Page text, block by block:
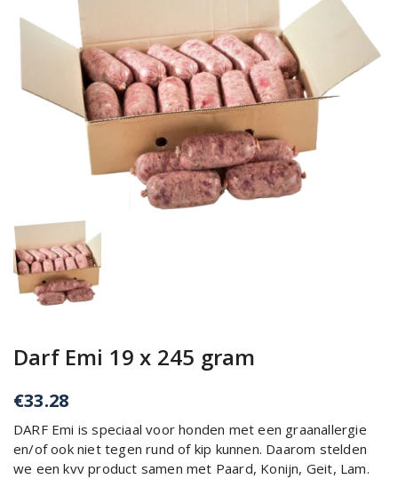
Darf Emi 19 x 245 gram
€33.28
DARF Emi is speciaal voor honden met een graanallergie
en/of ook niet tegen rund of kip kunnen. Daarom stelden
we een kvv product samen met Paard, Konijn, Geit, Lam.